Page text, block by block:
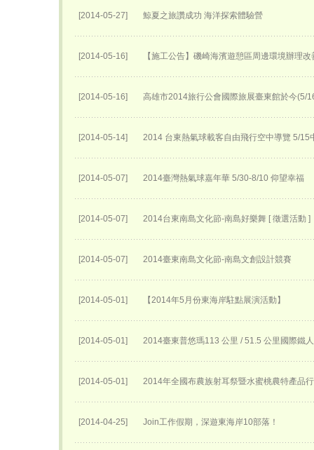
[2014-05-27] 鯨夏之旅讚成功 海洋探索體驗營
[2014-05-16] 【施工公告】磯崎海濱遊憩區周邊環境辦理改
[2014-05-16] 高雄市2014旅行公會國際旅展臺東館於今(5/
[2014-05-14] 2014 台東熱氣球載客自由飛行空中導覽 5/15
[2014-05-07] 2014臺灣熱氣球嘉年華 5/30-8/10 仰望幸福
[2014-05-07] 2014台東南島文化節-南島好樂舞 [ 徵選活動 ]
[2014-05-07] 2014臺東南島文化節-南島文創設計競賽
[2014-05-01] 【2014年5月份東海岸駐點展演活動】
[2014-05-01] 2014臺東普悠瑪113 公里 / 51.5 公里國際鐵
[2014-05-01] 2014年全國布農族射耳祭暨水蜜桃農特產品
[2014-04-25] Join工作假期，深遊東海岸10部落！